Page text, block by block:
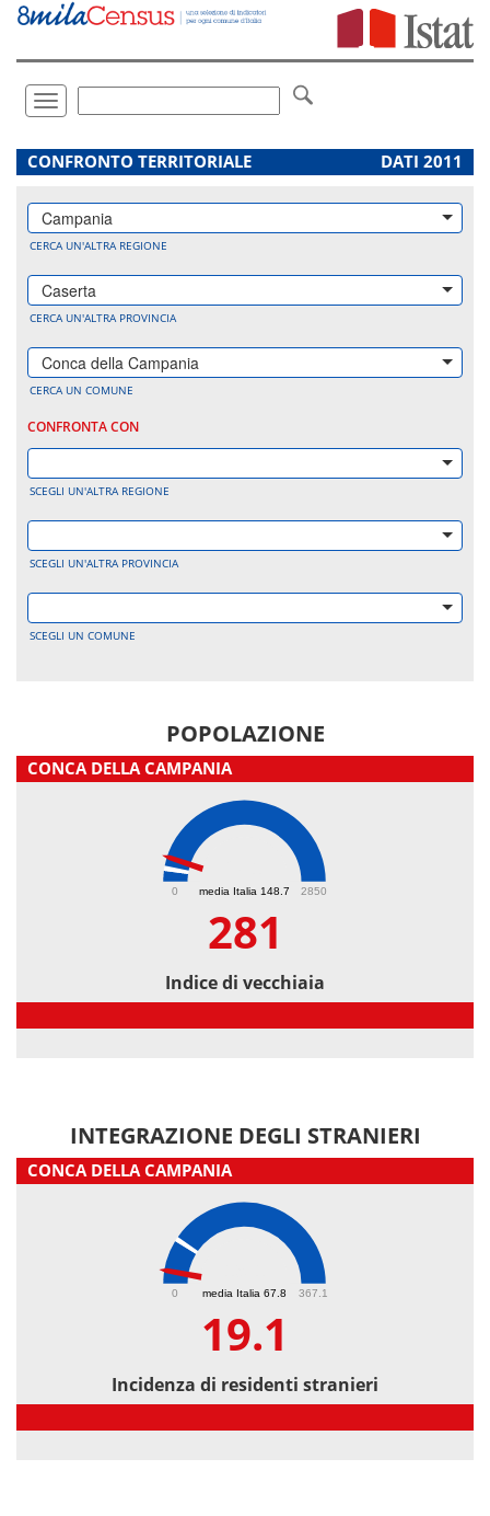
Vai
direttamente
Toggle
navigation
.
CONFRONTO TERRITORIALE DATI 2011
Campania
CERCA UN'ALTRA REGIONE
Caserta
CERCA UN'ALTRA PROVINCIA
Conca della Campania
CERCA UN COMUNE
CONFRONTA CON
SCEGLI UN'ALTRA REGIONE
SCEGLI UN'ALTRA PROVINCIA
SCEGLI UN COMUNE
POPOLAZIONE
CONCA DELLA CAMPANIA
media Italia 148.7
0 2850
281
Indice di vecchiaia
INTEGRAZIONE DEGLI STRANIERI
CONCA DELLA CAMPANIA
media Italia 67.8
0 367.1
19.1
Incidenza di residenti stranieri